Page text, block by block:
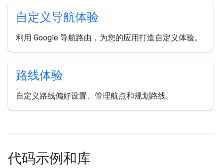
自定义导航体验
利用 Google 导航路由，为您的应用打造自定义体验。
路线体验
自定义路线偏好设置、管理航点和规划路线。
代码示例和库